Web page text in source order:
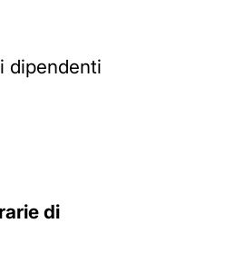
dipendenti
di